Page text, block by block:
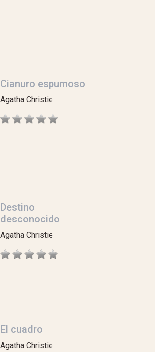
Cianuro espumoso
Agatha Christie
Destino
desconocido
Agatha Christie
El cuadro
Agatha Christie